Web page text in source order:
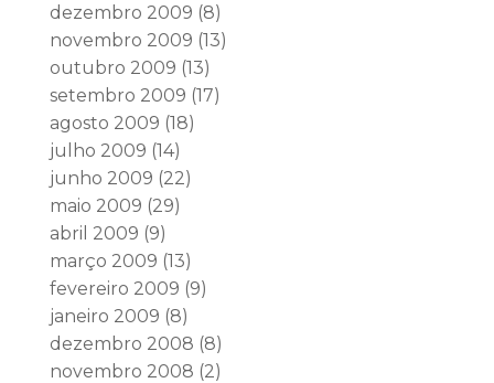
dezembro 2009 (8)
novembro 2009 (13)
outubro 2009 (13)
setembro 2009 (17)
agosto 2009 (18)
julho 2009 (14)
junho 2009 (22)
maio 2009 (29)
abril 2009 (9)
março 2009 (13)
fevereiro 2009 (9)
janeiro 2009 (8)
dezembro 2008 (8)
novembro 2008 (2)